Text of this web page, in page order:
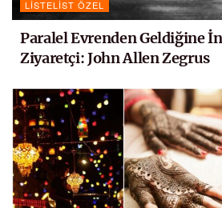
LISTELIST ÖZEL
Paralel Evrenden Geldiğine
Ziyaretçi: John Allen Zegrus